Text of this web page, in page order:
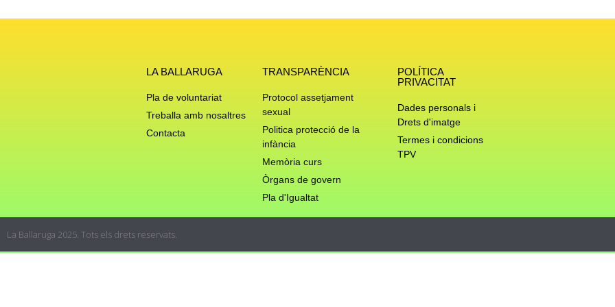
LA BALLARUGA
Pla de voluntariat
Treballa amb nosaltres
Contacta
TRANSPARÈNCIA
Protocol assetjament
sexual
Politica protecció de la
infància
Memòria curs
Òrgans de govern
Pla d'Igualtat
POLÍTICA
PRIVACITAT
Dades personals i
Drets d'imatge
Termes i condicions
TPV
La Ballaruga 2025. Tots els drets reservats.